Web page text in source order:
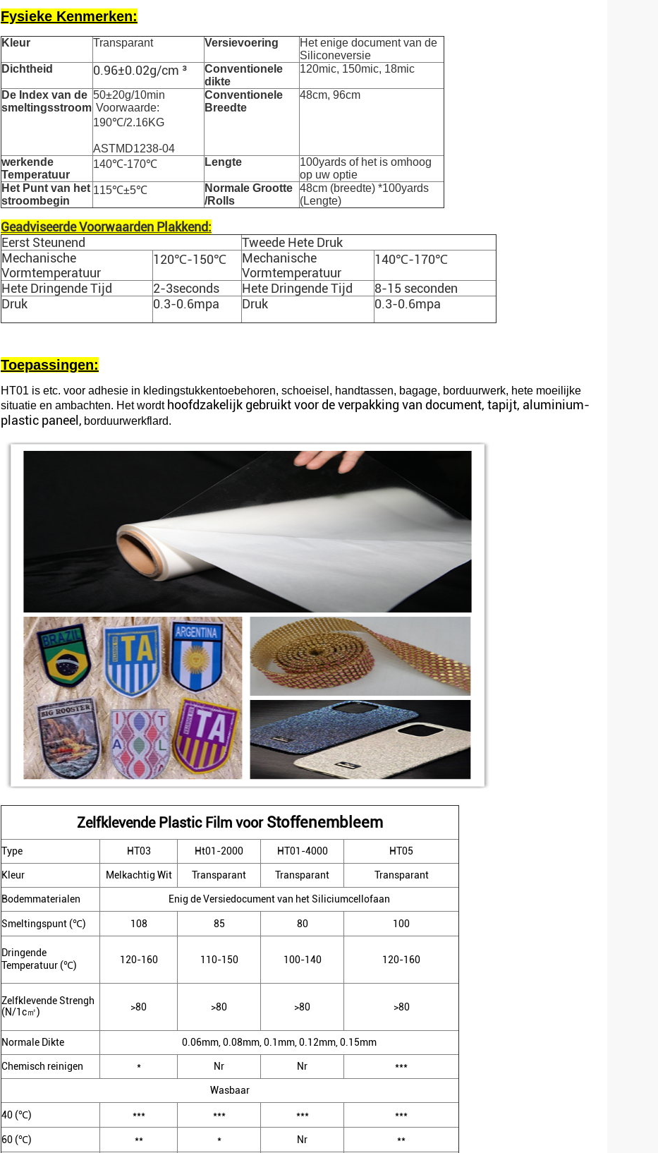
Fysieke Kenmerken:
Kleur Transparant Versievoering
Het enige document van de
Siliconeversie
Dichtheid
0.96±0.02g/cm ³
Conventionele
dikte
120mic, 150mic, 18mic
De Index van de
smeltingsstroom
50±20g/10min
Voorwaarde:
190℃/2.16KG
ASTMD1238-04
Conventionele
Breedte
48cm, 96cm
werkende
Temperatuur
140℃-170℃ Lengte
100yards of het is omhoog
op uw optie
Het Punt van het
stroombegin
115℃±5℃
Normale Grootte
/Rolls
48cm (breedte) *100yards
(Lengte)
Geadviseerde Voorwaarden Plakkend:
Eerst Steunend
Tweede Hete Druk
Mechanische
Vormtemperatuur
120℃-150℃
Mechanische
Vormtemperatuur
140℃-170℃
Hete Dringende Tijd
2-3seconds Hete Dringende Tijd
8-15 seconden
Druk
0.3-0.6mpa Druk 0.3-0.6mpa
Toepassingen:
HT01 is etc. voor adhesie in kledingstukkentoebehoren, schoeisel, handtassen, bagage, borduurwerk, hete moeilijke
situatie en ambachten. Het wordthoofdzakelijk gebruikt voor de verpakking van document, tapijt, aluminium-
plastic paneel, borduurwerkflard.
Zelfklevende Plastic Film voor Stoffenembleem
Type HT03 Ht01-2000 HT01-4000 HT05
Kleur Melkachtig Wit Transparant Transparant Transparant
Bodemmaterialen Enig de Versiedocument van het Siliciumcellofaan
Smeltingspunt (℃) 108 85 80 100
Dringende
Temperatuur (℃)
120-160 110-150 100-140 120-160
Zelfklevende Strengh
(N/1c㎡)
>80 >80 >80 >80
Normale Dikte 0.06mm, 0.08mm, 0.1mm, 0.12mm, 0.15mm
Chemisch reinigen * Nr Nr ***
Wasbaar
40 (℃) *** *** *** ***
60 (℃) ** * Nr **